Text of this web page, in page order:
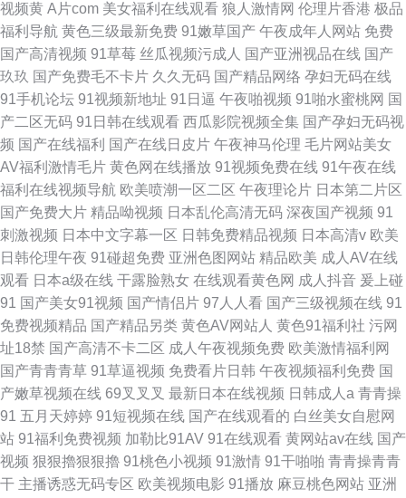
视频黄 A片com 美女福利在线观看 狼人激情网 伦理片香港 极品
福利导航 黄色三级最新免费 91嫩草国产 午夜成年人网站 免费
国产高清视频 91草莓 丝瓜视频污成人 国产亚洲视品在线 国产
玖玖 国产免费毛不卡片 久久无码 国产精品网络 孕妇无码在线
91手机论坛 91视频新地址 91日逼 午夜啪视频 91啪水蜜桃网 国
产二区无码 91日韩在线观看 西瓜影院视频全集 国产孕妇无码视
频 国产在线福利 国产在线日皮片 午夜神马伦理 毛片网站美女
AV福利激情毛片 黄色网在线播放 91视频免费在线 91午夜在线
福利在线视频导航 欧美喷潮一区二区 午夜理论片 日本第二片区
国产免费大片 精品呦视频 日本乱伦高清无码 深夜国产视频 91
刺激视频 日本中文字幕一区 日韩免费精品视频 日本高清v 欧美
日韩伦理午夜 91碰超免费 亚洲色图网站 精品欧美 成人AV在线
观看 日本a级在线 干露脸熟女 在线观看黄色网 成人抖音 爰上碰
91 国产美女91视频 国产情侣片 97人人看 国产三级视频在线 91
免费视频精品 国产精品另类 黄色AV网站人 黄色91福利社 污网
址18禁 国产高清不卡二区 成人午夜视频免费 欧美激情福利网
国产青青青草 91草逼视频 免费看片日韩 午夜视频福利免费 国
产嫩草视频在线 69叉叉叉 最新日本在线视频 日韩成人a 青青操
91 五月天婷婷 91短视频在线 国产在线观看的 白丝美女自慰网
站 91福利免费视频 加勒比91AV 91在线观看 黄网站av在线 国产
视频 狠狠擼狠狠擼 91桃色小视频 91激情 91干啪啪 青青操青青
干 主播诱惑无码专区 欧美视频电影 91播放 麻豆桃色网站 亚洲